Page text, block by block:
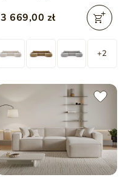
3 669,00 zł
+2